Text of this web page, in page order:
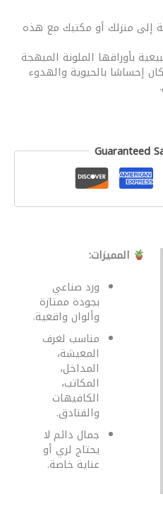
إلى منزلك أو مكتبك مع هذه
بأوراقها الملونة المبهجة
إحساسًا بالحيوية والهدوء
Guaranteed
المميزات:
ورد صناعي
بجودة ممتازة
وألوان واقعية.
مناسب لغرف
المعيشة،
المداخل،
المكاتب،
الكافيهات
والفنادق.
جمال دائم لا
يحتاج لري أو
عناية خاصة.